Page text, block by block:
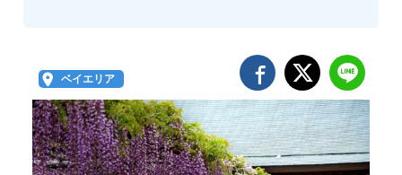
ベイエリア